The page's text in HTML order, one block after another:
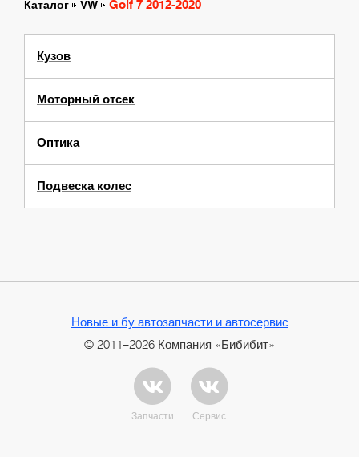
Каталог VW Golf 7 2012-2020
Кузов
Моторный отсек
Оптика
Подвеска колес
Новые и бу автозапчасти и автосервис
© 2011–2026 Компания «Бибибит»
Запчасти Сервис